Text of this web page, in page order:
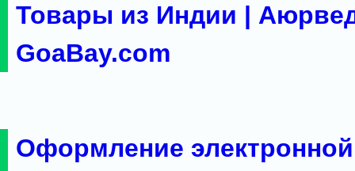
Товары из Индии |
GoaBay.com
Оформление электронной